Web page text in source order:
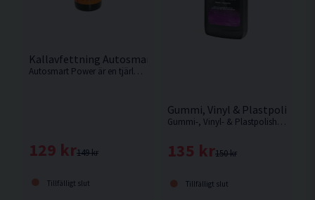
Kallavfettning Autosmart Power 1L
Autosmart Power är en tjärlösande avfettning som med fördel används under vintern, men även som punktrengöring under resten av året.
149 kr
129 kr
Tillfälligt slut
Gummi, Vinyl & Plastpolish
Gummi-, Vinyl- & Plastpolish är en lösningsmedelsfri blank polish som skyddar och återskapar lystern på gummi-, vinyl- och plastdetaljer.
150 kr
135 kr
Tillfälligt slut